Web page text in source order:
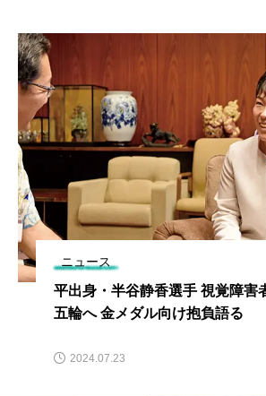
ニュース
平出身・半谷静香選手 視覚障害
五輪へ 金メダル向け抱負語る
2024.07.23